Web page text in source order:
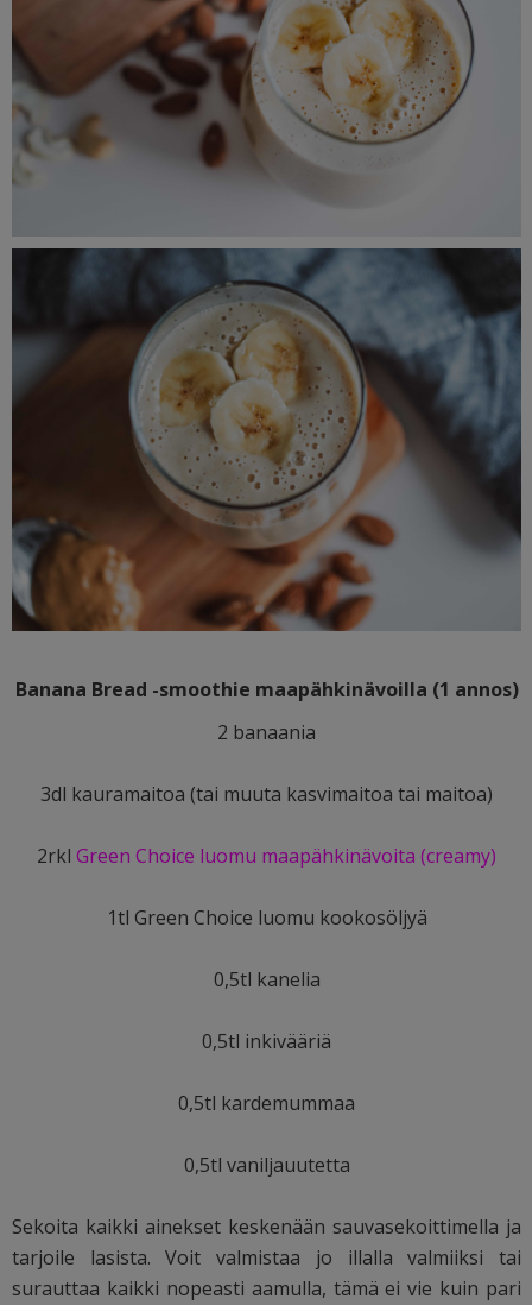
Banana Bread -smoothie maapähkinävoilla (1 annos)
2 banaania
3dl kauramaitoa (tai muuta kasvimaitoa tai maitoa)
2rkl Green Choice luomu maapähkinävoita (creamy)
1tl Green Choice luomu kookosöljyä
0,5tl kanelia
0,5tl inkivääriä
0,5tl kardemummaa
0,5tl vaniljauutetta
Sekoita kaikki ainekset keskenään sauvasekoittimella ja
tarjoile lasista. Voit valmistaa jo illalla valmiiksi tai
surauttaa kaikki nopeasti aamulla, tämä ei vie kuin pari